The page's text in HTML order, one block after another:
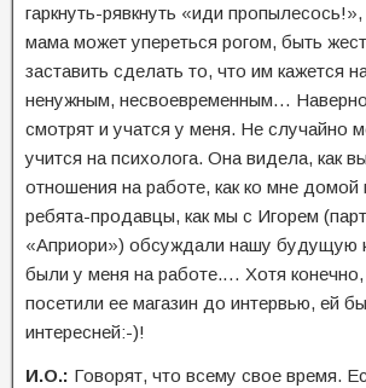
гаркнуть-рявкнуть «иди
мама может упереться рогом, быть
заставить сделать то, что им кажется
ненужным, несвоевременным…
смотрят и учатся у меня. Не случайно
учится на психолога. Она видела, как
отношения на работе, как ко мне домой
ребята-продавцы, как мы с Игорем
«Априори») обсуждали нашу будущую
были у меня на работе.… Хотя
посетили ее магазин до интервью, ей
интересней:-)!
И.О.: Говорят, что всему свое время.